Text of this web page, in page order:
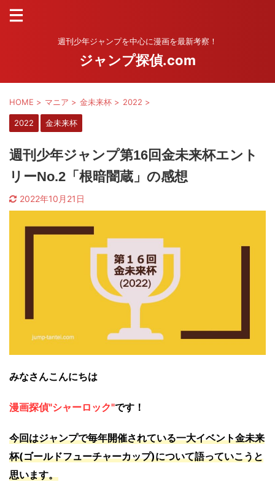
週刊少年ジャンプを中心に漫画を最新考察！
ジャンプ探偵.com
HOME > マニア > 金未来杯 > 2022 >
2022 金未来杯
週刊少年ジャンプ第16回金未来杯エント
リーNo.2「根暗闇蔵」の感想
2022年10月21日
みなさんこんにちは
漫画探偵"シャーロック"です！
今回はジャンプで毎年開催されている一大イベント金未来
杯(ゴールドフューチャーカップ)について語っていこうと
思います。